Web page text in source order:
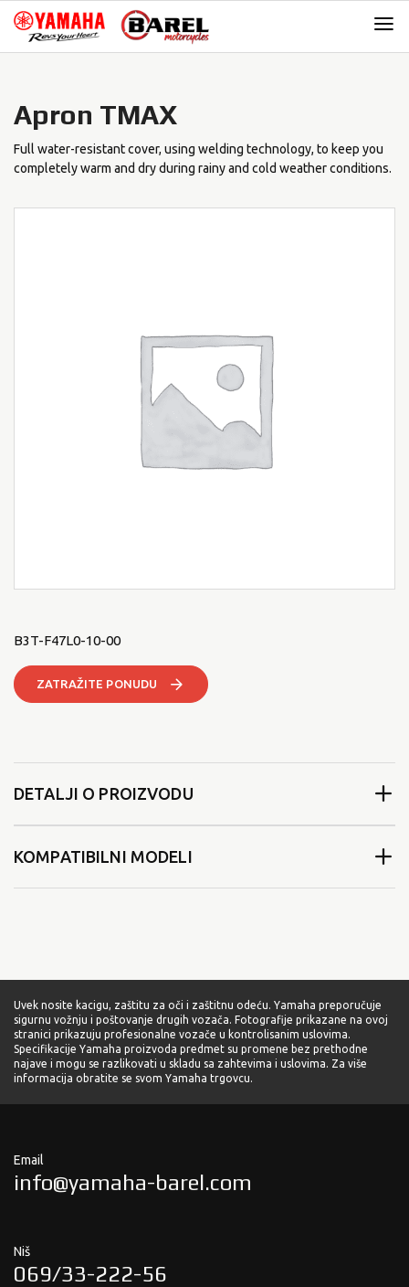
Skip
navigation
Skip
content
Apron TMAX
Full water-resistant cover, using welding technology, to keep you
completely warm and dry during rainy and cold weather conditions.
B3T-F47L0-10-00
ZATRAŽITE PONUDU
DETALJI O PROIZVODU
KOMPATIBILNI MODELI
Uvek nosite kacigu, zaštitu za oči i zaštitnu odeću. Yamaha preporučuje
sigurnu vožnju i poštovanje drugih vozača. Fotografije prikazane na ovoj
stranici prikazuju profesionalne vozače u kontrolisanim uslovima.
Specifikacije Yamaha proizvoda predmet su promene bez prethodne
najave i mogu se razlikovati u skladu sa zahtevima i uslovima. Za više
informacija obratite se svom Yamaha trgovcu.
Email
info@yamaha-barel.com
Niš
069/33-222-56